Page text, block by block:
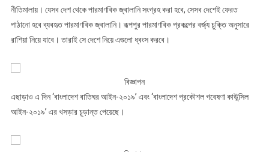
নীতিমালায়। যেসব দেশ থেকে পারমাণবিক জ্বালানি সংগ্রহ করা হবে, সেসব দেশেই ফেরত
পাঠানো হবে ব্যবহৃত পারমাণবিক জ্বালানি। রূপপুর পারমাণবিক প্রকল্পের বর্জ্য চুক্তি অনুসারে
রাশিয়া নিয়ে যাবে। তারাই সে দেশে নিয়ে এগুলো ধ্বংস করবে।
বিজ্ঞাপন
এছাড়াও এ দিন ‘বাংলাদেশ বাতিঘর আইন-২০১৯’ এবং ‘বাংলাদেশ প্রকৌশল গবেষণা কাউন্সিল
আইন-২০১৯’ এর খসড়ার চূড়ান্ত পেয়েছে।